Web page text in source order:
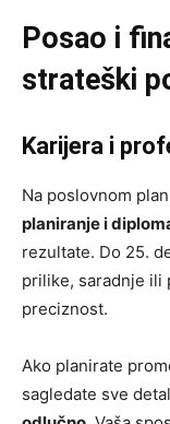
Posao i
strateški
Karijera i
Na poslovnom
planiranje i
rezultate. Do 25.
prilike, saradnje ili
preciznost.
Ako planirate
sagledate sve